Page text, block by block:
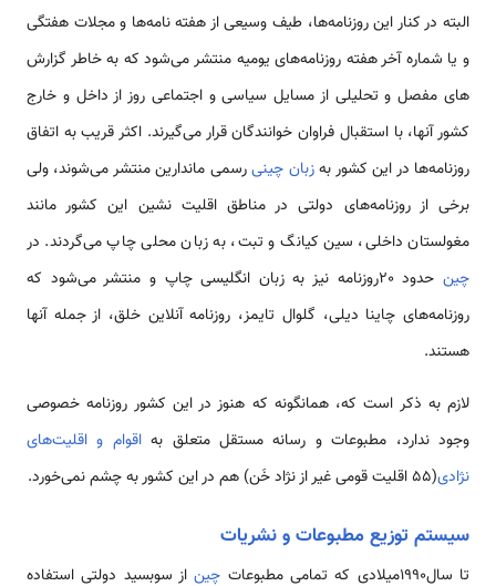
البته در کنار این روزنامه‌ها، طیف وسیعی از هفته نامه‌­ها و مجلات هفتگی
و یا شماره آخر هفته روزنامه‌های یومیه منتشر می‌شود که به خاطر گزارش­‌
های مفصل و تحلیلی از مسایل سیاسی و اجتماعی روز از داخل و خارج
کشور آن­ها، با استقبال فراوان خوانندگان قرار می‌­گیرند. اکثر قریب به اتفاق
روزنامه‌ها در این کشور بهزبان چینیرسمی ماندارین منتشر می‌‌­شوند، ولی
برخی از روزنامه‌های دولتی در مناطق اقلیت نشین این کشور مانند
مغولستان داخلی، سین کیانگ و تبت، به زبان محلی چاپ می­‌گردند. در
چین
حدود 20روزنامه نیز به زبان انگلیسی چاپ و منتشر می‌شود که
روزنامه‌های چاینا دیلی، گلوال تایمز، روزنامه آنلاین خلق، از جمله آن­ها
هستند.
لازم به ذکر است که، همانگونه که هنوز در این کشور روزنامه خصوصی
وجود ندارد، مطبوعات و رسانه مستقل متعلق بهاقوام و اقلیت‌­های
نژادی(55 اقلیت قومی غیر از نژاد خَن) هم در این کشور به چشم نمی­‌خورد.
سیستم توزیع مطبوعات و نشریات
تا سال1990میلادی که تمامی مطبوعات چیناز سوبسید دولتی استفاده